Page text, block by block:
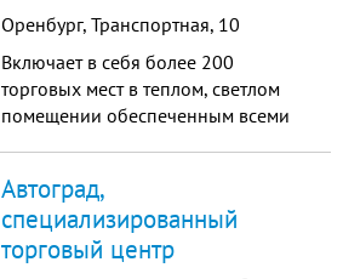
группы покупателей среднего и
выше среднего уровня.
Оренбург, Транспортная, 10
Включает в себя более 200
торговых мест в теплом, светлом
помещении обеспеченным всеми
предоставляют как крупные
оптовые организации города, так и
мелко розничные предприятия.
Автоград,
специализированный
торговый центр